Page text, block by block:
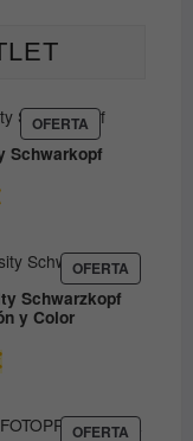
OFERTA PRODUCTO
EN
OFERTA
Schwarkopf
Rango
desde
9.60€
hasta
14.50€
OFERTA
EN
Schwarzkopf
y Color
El
precio
es:
OFERTA